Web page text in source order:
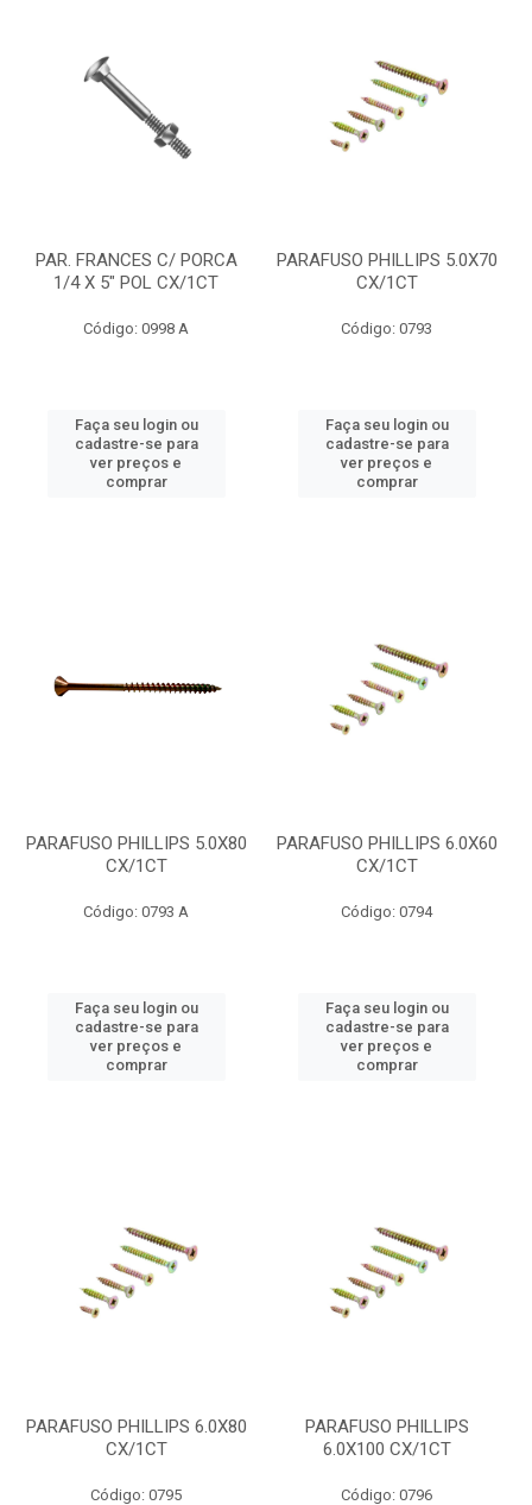
PAR. FRANCES C/ PORCA
1/4 X 5" POL CX/1CT
Código: 0998 A
Faça seu login ou
cadastre-se para
ver preços e
comprar
PARAFUSO PHILLIPS 5.0X70
CX/1CT
Código: 0793
Faça seu login ou
cadastre-se para
ver preços e
comprar
PARAFUSO PHILLIPS 5.0X80
CX/1CT
Código: 0793 A
Faça seu login ou
cadastre-se para
ver preços e
comprar
PARAFUSO PHILLIPS 6.0X60
CX/1CT
Código: 0794
Faça seu login ou
cadastre-se para
ver preços e
comprar
PARAFUSO PHILLIPS 6.0X80
CX/1CT
Código: 0795
PARAFUSO PHILLIPS
6.0X100 CX/1CT
Código: 0796